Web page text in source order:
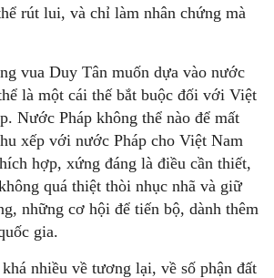
rút lui, và chỉ làm nhân chứng mà
vua Duy Tân muốn dựa vào nước
là một cái thế bắt buộc đối với Việt
Nước Pháp không thể nào để mất
xếp với nước Pháp cho Việt Nam
hợp, xứng đáng là điều cần thiết,
quá thiệt thòi nhục nhã và giữ
những cơ hội để tiến bộ, dành thêm
gia.
nhiều về tương lại, về số phận đất